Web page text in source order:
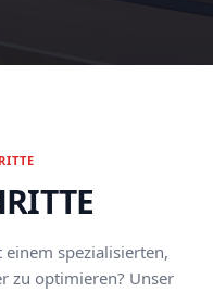
spezialisierten,
zu optimieren? Unser